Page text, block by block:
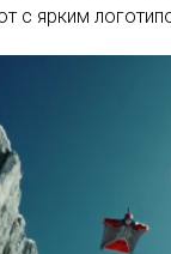
с ярким